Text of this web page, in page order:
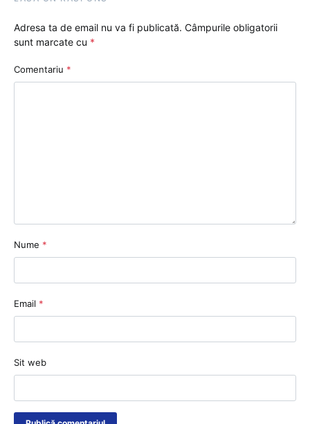
Adresa ta de email nu va fi publicată. Câmpurile obligatorii
sunt marcate cu *
Comentariu *
Nume *
Email *
Sit web